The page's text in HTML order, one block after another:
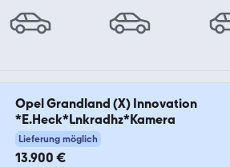
Opel Grandland (X) Innovation
*E.Heck*Lnkradhz*Kamera
Lieferung möglich
13.900 €